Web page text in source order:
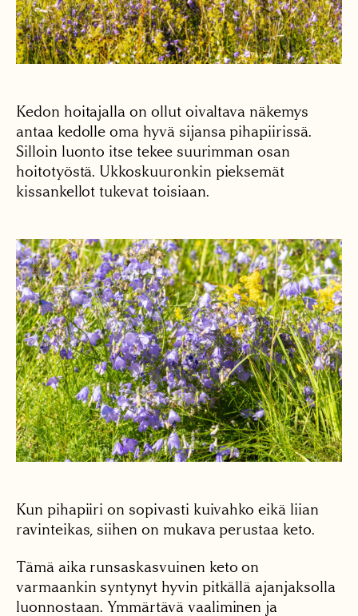
Kedon hoitajalla on ollut oivaltava näkemys
antaa kedolle oma hyvä sijansa pihapiirissä.
Silloin luonto itse tekee suurimman osan
hoitotyöstä. Ukkoskuuronkin pieksemät
kissankellot tukevat toisiaan.
Kun pihapiiri on sopivasti kuivahko eikä liian
ravinteikas, siihen on mukava perustaa keto.
Tämä aika runsaskasvuinen keto on
varmaankin syntynyt hyvin pitkällä ajanjaksolla
luonnostaan. Ymmärtävä vaaliminen ja